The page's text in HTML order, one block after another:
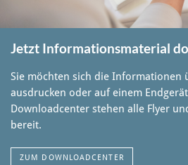
Jetzt Informationsmaterial
Sie möchten sich die Informationen
ausdrucken oder auf einem
Downloadcenter stehen alle Flyer
bereit.
ZUM DOWNLOADCENTER